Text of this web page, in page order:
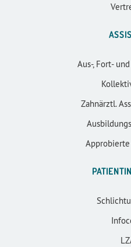
Aus-, Fort-
Zahnärztl.